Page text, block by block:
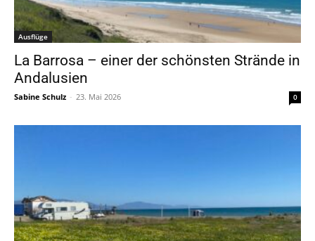
Ausflüge
La Barrosa – einer der schönsten Strände in
Andalusien
Sabine Schulz - 23. Mai 2026 0